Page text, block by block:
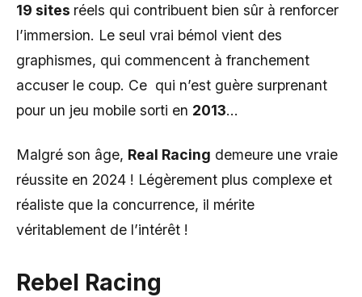
19 sites réels qui contribuent bien sûr à renforcer
l’immersion. Le seul vrai bémol vient des
graphismes, qui commencent à franchement
accuser le coup. Ce qui n’est guère surprenant
pour un jeu mobile sorti en 2013…
Malgré son âge, Real Racing demeure une vraie
réussite en 2024 ! Légèrement plus complexe et
réaliste que la concurrence, il mérite
véritablement de l’intérêt !
Rebel Racing